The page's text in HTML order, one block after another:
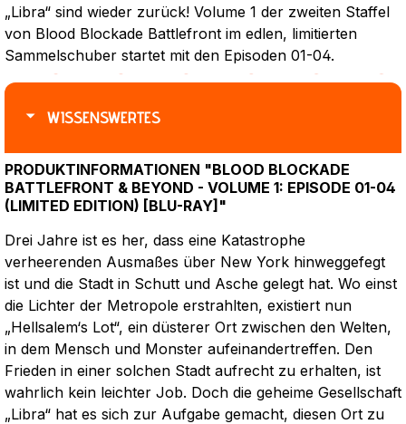
„Libra“ sind wieder zurück! Volume 1 der zweiten Staffel
von Blood Blockade Battlefront im edlen, limitierten
Sammelschuber startet mit den Episoden 01-04.
WISSENSWERTES
PRODUKTINFORMATIONEN "BLOOD BLOCKADE
BATTLEFRONT & BEYOND - VOLUME 1: EPISODE 01-04
(LIMITED EDITION) [BLU-RAY]"
Drei Jahre ist es her, dass eine Katastrophe
verheerenden Ausmaßes über New York hinweggefegt
ist und die Stadt in Schutt und Asche gelegt hat. Wo einst
die Lichter der Metropole erstrahlten, existiert nun
„Hellsalem‘s Lot“, ein düsterer Ort zwischen den Welten,
in dem Mensch und Monster aufeinandertreffen. Den
Frieden in einer solchen Stadt aufrecht zu erhalten, ist
wahrlich kein leichter Job. Doch die geheime Gesellschaft
„Libra“ hat es sich zur Aufgabe gemacht, diesen Ort zu